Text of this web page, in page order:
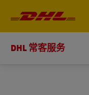
DHL 常客服务